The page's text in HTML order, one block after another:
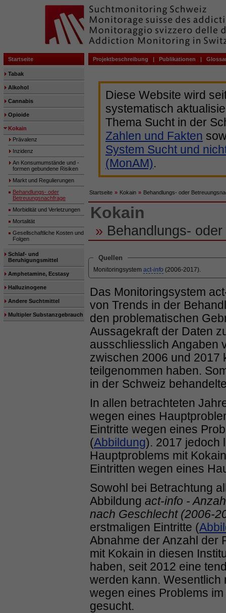
Startseite Projektbeschreibung | Publikationen |
Tabak
Alkohol
Cannabis
Opioide
Kokain
Prävalenz
Inzidenz
An Konsumumstände und -
formen gebundene Risiken
Markt und Regulierungen
Behandlungs- oder
Betreuungsnachfrage
Morbidität und Verletzungen
Mortalität
Gesellschaftliche Kosten und
Folgen
Schlaf- und
Beruhigungsmittel
Amphetamine, Ecstasy
Halluzinogene
Andere Suchtmittel
Multipler Substanzgebrauch
Diese Website wird
systematisch
Thema Sucht in der
Zahlen und Fakten
System Sucht und
(MonAM).
Startseite » Kokain » Behandlungs- oder
Kokain
» Behandlungs-
Quellen
Monitoringsystem act-info (2006-2017).
Das Monitoringsystem
von Trends in der
den problematischen
Aussagekraft der Daten
ausschliesslich Angaben
zwischen 2006 und 2017
teilgenommen haben.
in der Schweiz
In allen betrachteten
wegen eines
Eintritte wegen eines
(Abbildung). 2017 jedoch
Hauptproblems mit
Eintritten wegen eines
Sowohl bei Betrachtung
Abbildung act-info -
nach Geschlecht (2006-
erstmaligen Eintritte (
Abnahme der Anzahl der
mit Kokain in diesen
haben, seit 2012 eine
werden kann.
wegen eines Problems
gesucht.